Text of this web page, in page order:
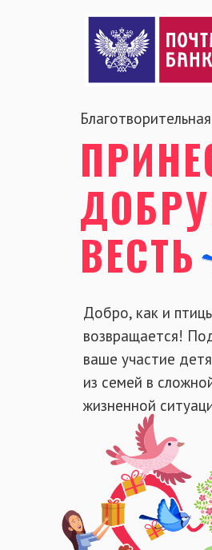
ВЕСТЬ
Добро, как и
возвращается!
ваше участие
из семей в
жизненной